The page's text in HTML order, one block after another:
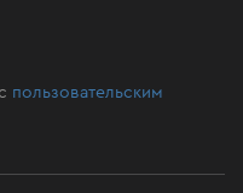
пользовательским